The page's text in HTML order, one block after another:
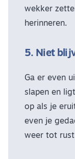
wekker
herinneren.
5. Niet
Ga er even
slapen en
op als je
even je
weer tot